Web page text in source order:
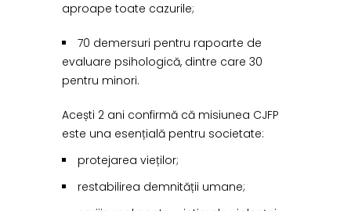
aproape toate cazurile;
70 demersuri pentru rapoarte de
evaluare psihologică, dintre care 30
pentru minori.
Acești 2 ani confirmă că misiunea CJFP
este una esențială pentru societate:
protejarea vieților;
restabilirea demnității umane;